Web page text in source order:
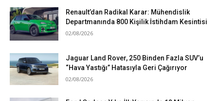
Renault’dan Radikal Karar: Mühendislik
Departmanında 800 Kişilik İstihdam Kesintisi
02/08/2026
Jaguar Land Rover, 250 Binden Fazla SUV’u
“Hava Yastığı” Hatasıyla Geri Çağırıyor
02/08/2026